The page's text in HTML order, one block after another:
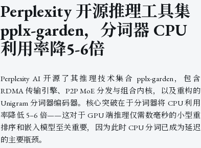
Perplexity 开源推理工具集
pplx-garden，分词器 CPU
利用率降5-6倍
Perplexity AI 开源了其推理技术集合 pplx-garden，包含
RDMA 传输引擎、P2P MoE 分发与组合内核，以及重构的
Unigram 分词器编码器。核心突破在于分词器将 CPU 利用
率降低 5–6 倍——这对于 GPU 端推理仅需数毫秒的小型重
排序和嵌入模型至关重要，因为此时 CPU 分词已成为延迟
的主要瓶颈。